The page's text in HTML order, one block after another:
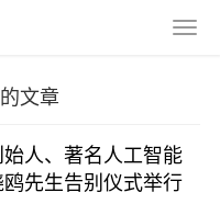
文章
人、著名人工智能
先生告别仪式举行